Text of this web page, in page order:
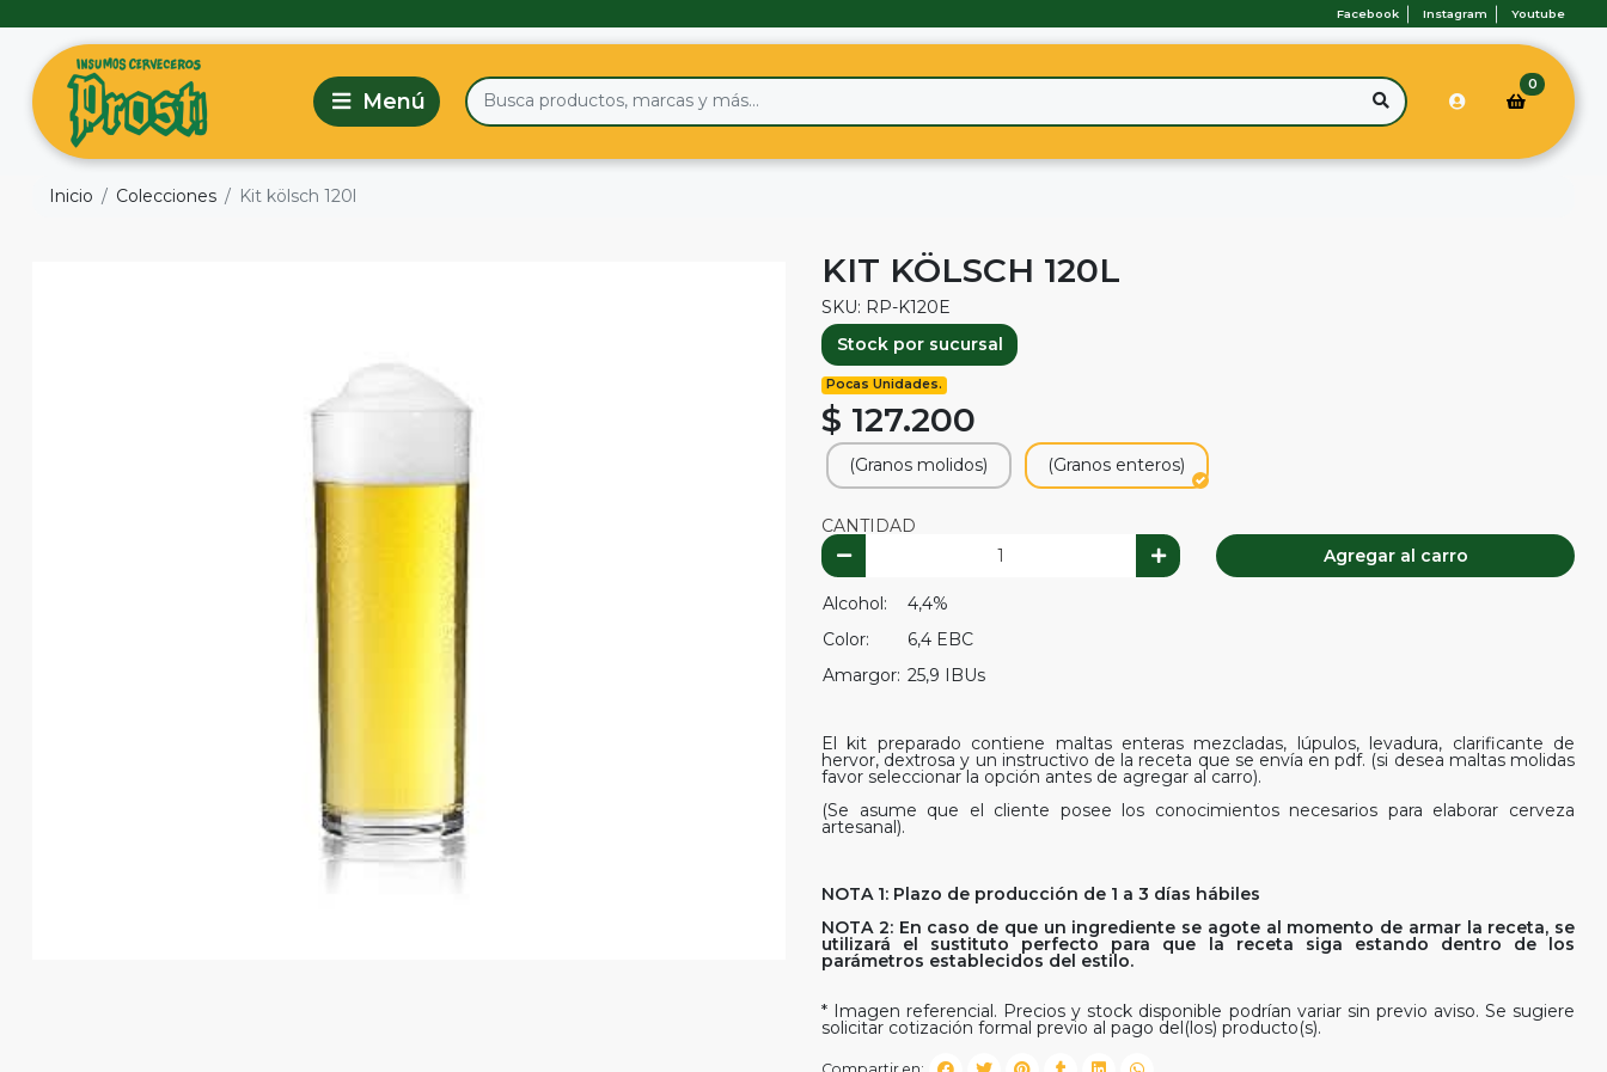
Facebook Instagram Youtube
0
Inicio Colecciones Kit kölsch 120l
KIT KÖLSCH 120L
SKU: RP-K120E
Stock por sucursal
Pocas Unidades.
$ 127.200
(Granos molidos) (Granos enteros)
CANTIDAD
Agregar al carro
Alcohol:
4,4%
Color:
6,4 EBC
Amargor: 25,9 IBUs
El kit preparado contiene maltas enteras mezcladas, lúpulos, levadura, clarificante de
hervor, dextrosa y un instructivo de la receta que se envía en pdf. (si desea maltas molidas
favor seleccionar la opción antes de agregar al carro).
(Se asume que el cliente posee los conocimientos necesarios para elaborar cerveza
artesanal).
NOTA 1: Plazo de producción de 1 a 3 días hábiles
NOTA 2: En caso de que un ingrediente se agote al momento de armar la receta, se
utilizará el sustituto perfecto para que la receta siga estando dentro de los
parámetros establecidos del estilo.
* Imagen referencial. Precios y stock disponible podrían variar sin previo aviso. Se sugiere
solicitar cotización formal previo al pago del(los) producto(s).